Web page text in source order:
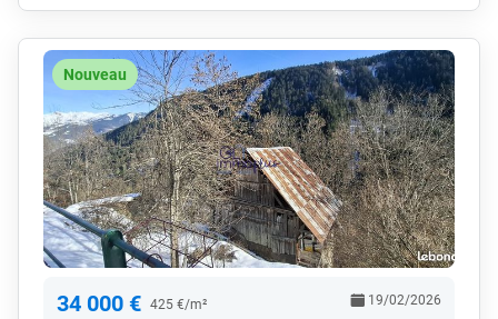
Nouveau
34 000 € 425 €/m² 19/02/2026